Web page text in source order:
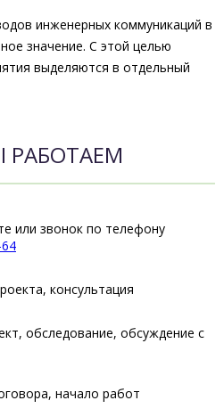
инженерных коммуникаций в
значение. С этой целью
выделяются в отдельный
РАБОТАЕМ
или звонок по телефону
консультация
обследование, обсуждение с
начало работ